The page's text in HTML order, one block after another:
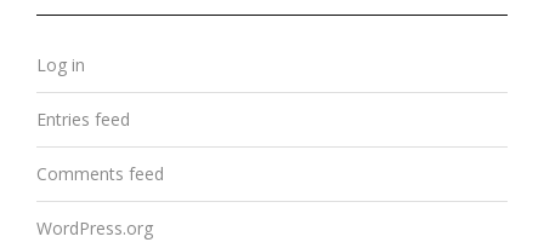
Log in
Entries feed
Comments feed
WordPress.org